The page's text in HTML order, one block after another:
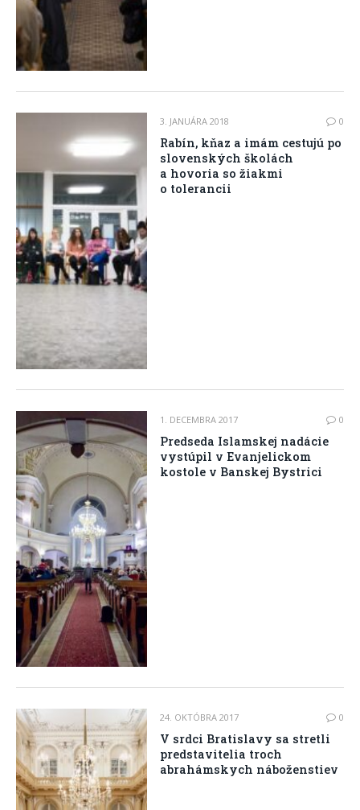
3. JANUÁRA 2018 0
Rabín, kňaz a imám cestujú po
slovenských školách
a hovoria so žiakmi
o tolerancii
1. DECEMBRA 2017 0
Predseda Islamskej nadácie
vystúpil v Evanjelickom
kostole v Banskej Bystrici
24. OKTÓBRA 2017 0
V srdci Bratislavy sa stretli
predstavitelia troch
abrahámskych náboženstiev